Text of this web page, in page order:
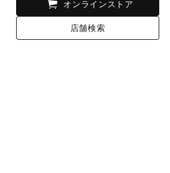
オンラインストア
店舗検索